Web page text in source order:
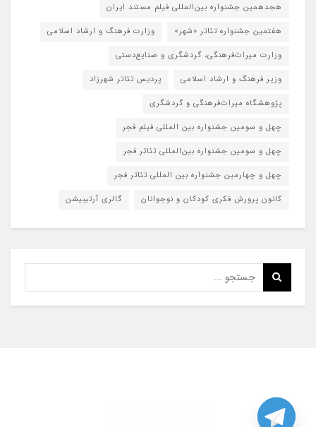
هجدهمین جشنواره بین‌المللی فیلم مستند ایران
هفتمین جشنواره تئاتر «شهر»
وزارت فرهنگ و ارشاد اسلامی
وزارت میراث‌فرهنگی، گردشگری و صنایع‌دستی
وزیر فرهنگ و ارشاد اسلامی
پردیس تئاتر شهرزاد
پژوهشگاه میراث‌فرهنگی و گردشگری
چهل و سومین جشنواره بین المللی فیلم فجر
چهل و سومین جشنواره بین‌المللی تئاتر فجر
چهل و چهارمین جشنواره بین المللی تئاتر فجر
کانون پرورش فکری کودکان و نوجوانان
گالری آرتیبیشن